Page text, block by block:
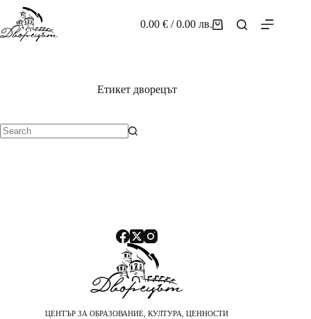
content
Shopping
0.00€ / 0.00 лв.
Етикетдворецът
ЦЕНТЪР ЗА ОБРАЗОВАНИЕ, КУЛТУРА, ЦЕННОСТИ